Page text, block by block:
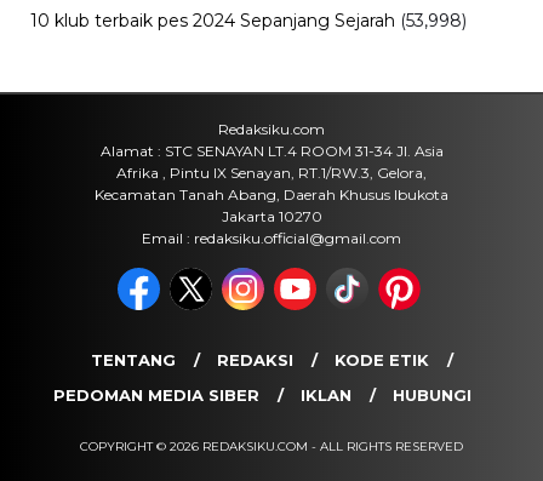
10 klub terbaik pes 2024 Sepanjang Sejarah (53,998)
Redaksiku.com
Alamat : STC SENAYAN LT.4 ROOM 31-34 Jl. Asia
Afrika , Pintu IX Senayan, RT.1/RW.3, Gelora,
Kecamatan Tanah Abang, Daerah Khusus Ibukota
Jakarta 10270
Email : redaksiku.official@gmail.com
TENTANG REDAKSI
KODE ETIK
PEDOMAN MEDIA SIBER
IKLAN HUBUNGI
COPYRIGHT © 2026 REDAKSIKU.COM - ALL RIGHTS RESERVED